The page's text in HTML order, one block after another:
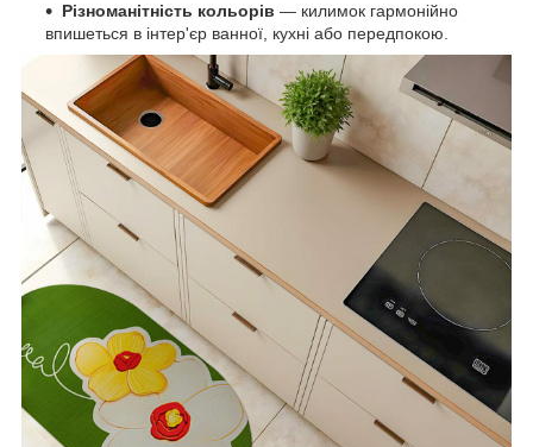
Різноманітність кольорів — килимок гармонійно
впишеться в інтер'єр ванної, кухні або передпокою.